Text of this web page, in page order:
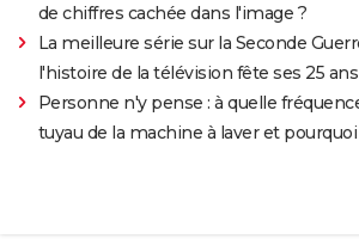
de chiffres cachée dans l'image ?
La meilleure série sur la Seconde
l'histoire de la télévision fête ses 25 ans
Personne n'y pense : à quelle
tuyau de la machine à laver et pourquoi